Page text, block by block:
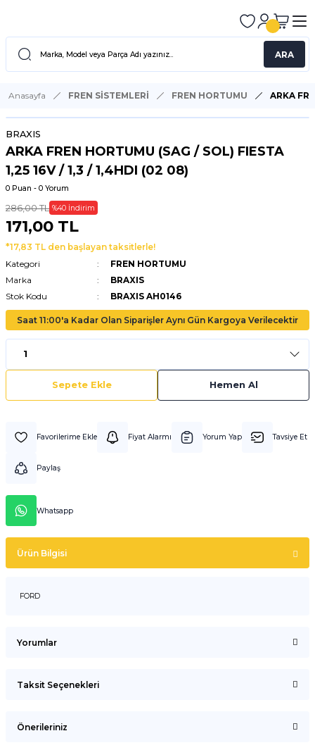
ARA
Anasayfa FREN SİSTEMLERİ FREN HORTUMU ARKA
BRAXIS
ARKA FREN HORTUMU (SAG / SOL) FIESTA
1,25 16V / 1,3 / 1,4HDI (02 08)
0 Puan - 0 Yorum
286,00 TL %40 İndirim
171,00 TL
*17,83 TL den başlayan taksitlerle!
Kategori
FREN HORTUMU
Marka
BRAXIS
Stok Kodu
BRAXIS AH0146
Saat 11:00'a Kadar Olan Siparişler Aynı Gün Kargoya Verilecektir
Sepete Ekle Hemen Al
Fiyat Alarmı Yorum Yap Tavsiye Et
Paylaş
Whatsapp
Ürün Bilgisi
FORD
Yorumlar
Taksit Seçenekleri
Önerileriniz